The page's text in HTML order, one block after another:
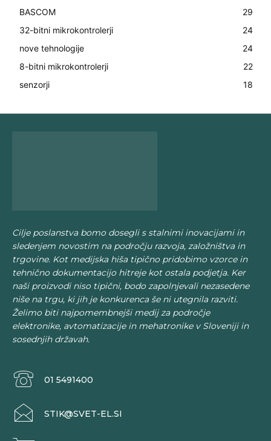
BASCOM
29
32-bitni mikrokontrolerji
24
nove tehnologije
24
8-bitni mikrokontrolerji
22
senzorji
18
Cilje poslanstva bomo dosegli s stalnimi inovacijami in
sledenjem novostim na področju razvoja, založništva in
trgovine. Kot medijska hiša tipično pridobimo vzorce in
tehnično dokumentacijo hitreje kot ostala podjetja. Ker
naši proizvodi niso tipični, bodo zapolnjevali nezasedene
niše na trgu, ki jih je konkurenca še ni utegnila razviti.
Želimo biti najpomembnejši medij za področje
elektronike, avtomatizacije in mehatronike v Sloveniji in
sosednjih državah.
01 5491400
STIK@SVET-EL.SI